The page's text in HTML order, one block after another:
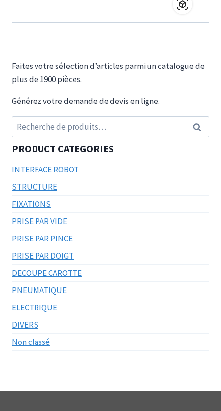
Faites votre sélection d’articles parmi un catalogue de
plus de 1900 pièces.
Générez votre demande de devis en ligne.
Recherche
pour :
PRODUCT CATEGORIES
INTERFACE ROBOT
STRUCTURE
FIXATIONS
PRISE PAR VIDE
PRISE PAR PINCE
PRISE PAR DOIGT
DECOUPE CAROTTE
PNEUMATIQUE
ELECTRIQUE
DIVERS
Non classé